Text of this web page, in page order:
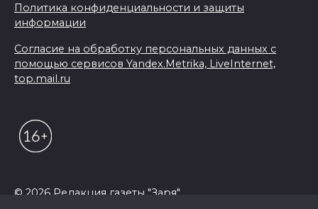
Политика конфиденциальности и защиты
информации
Согласие на обработку персональных данных с
помощью сервисов Yandex.Metrika, LiveInternet,
top.mail.ru
© 2026 Редакция газеты "Заря"